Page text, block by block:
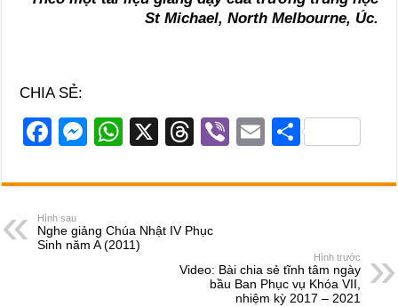
St Michael, North Melbourne, Úc.
CHIA SẺ:
F
c
e
b
M
ss
n
W
at
A
X
T
e
d
s
Vi
er
E
ail
S
ar
Hình sau
Nghe giảng Chúa Nhật IV Phục
Sinh năm A (2011)
Hình trước
Video: Bài chia sẻ tĩnh tâm ngày
bầu Ban Phục vụ Khóa VII,
nhiệm kỳ 2017 – 2021